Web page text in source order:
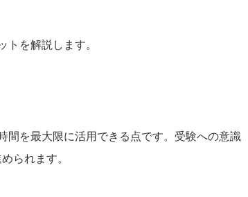
トを解説します。
間を最大限に活用できる点です。受験への意識
られます。